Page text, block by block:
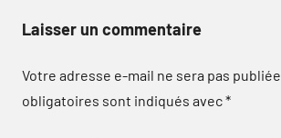
Laisser un commentaire
Votre adresse e-mail ne sera pas publiée.
obligatoires sont indiqués avec*